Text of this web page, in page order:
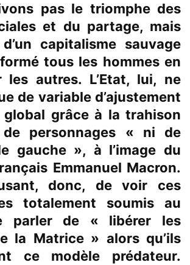
pas le triomphe des
et du partage, mais
capitalisme sauvage
tous les hommes en
les autres. L’Etat, lui, ne
de variable d’ajustement
global grâce à la trahison
de personnages « ni de
gauche », à l’image du
Emmanuel Macron.
donc, de voir ces
totalement soumis au
parler de « libérer les
la Matrice » alors qu’ils
ce modèle prédateur.